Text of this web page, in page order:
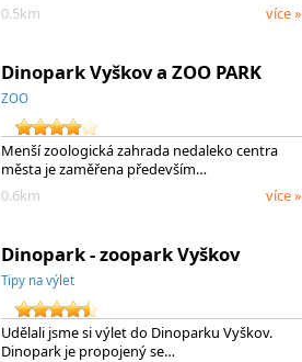
0.5km
více »
Dinopark Vyškov a ZOO PARK
ZOO
Menší zoologická zahrada nedaleko centra
města je zaměřena především…
0.6km
více »
Dinopark - zoopark Vyškov
Tipy na výlet
Udělali jsme si výlet do Dinoparku Vyškov.
Dinopark je propojený se…